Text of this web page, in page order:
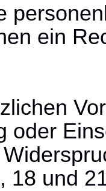
ein
oder
18 und